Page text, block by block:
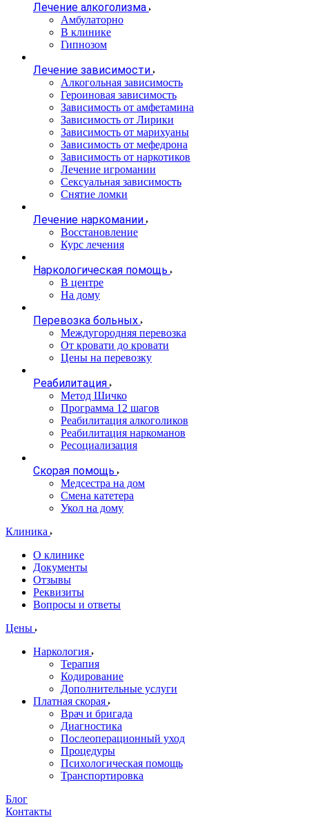
Лечение алкоголизма
Амбулаторно
В клинике
Гипнозом
Лечение зависимости
Алкогольная зависимость
Героиновая зависимость
Зависимость от амфетамина
Зависимость от Лирики
Зависимость от марихуаны
Зависимость от мефедрона
Зависимость от наркотиков
Лечение игромании
Сексуальная зависимость
Снятие ломки
Лечение наркомании
Восстановление
Курс лечения
Наркологическая помощь
В центре
На дому
Перевозка больных
Междугородняя перевозка
От кровати до кровати
Цены на перевозку
Реабилитация
Метод Шичко
Программа 12 шагов
Реабилитация алкоголиков
Реабилитация наркоманов
Ресоциализация
Скорая помощь
Медсестра на дом
Смена катетера
Укол на дому
Клиника
О клинике
Документы
Отзывы
Реквизиты
Вопросы и ответы
Цены
Наркология
Терапия
Кодирование
Дополнительные услуги
Платная скорая
Врач и бригада
Диагностика
Послеоперационный уход
Процедуры
Психологическая помощь
Транспортировка
Блог
Контакты